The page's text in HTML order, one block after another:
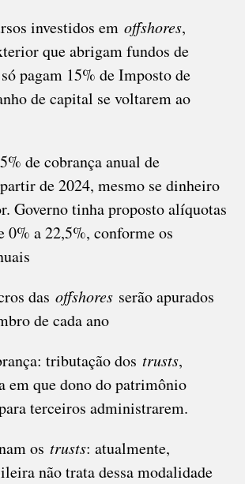
investidos em offshores,
que abrigam fundos de
pagam 15% de Imposto de
de capital se voltarem ao
de cobrança anual de
de 2024, mesmo se dinheiro
Governo tinha proposto alíquotas
0% a 22,5%, conforme os
das offshoresserão apurados
de cada ano
tributação dos trusts,
em que dono do patrimônio
terceiros administrarem.
os trusts: atualmente,
não trata dessa modalidade